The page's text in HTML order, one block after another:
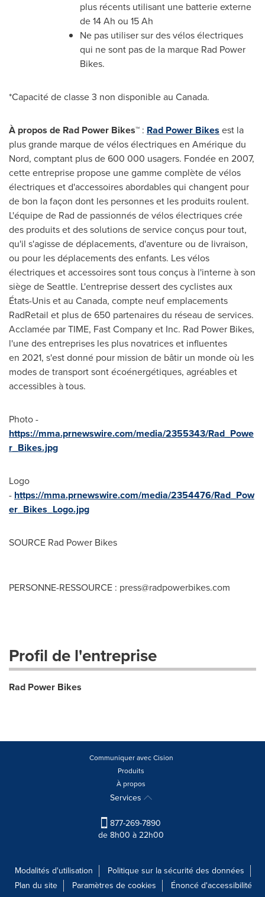
plus récents utilisant une batterie externe
de 14 Ah ou 15 Ah
Ne pas utiliser sur des vélos électriques
qui ne sont pas de la marque Rad Power
Bikes.
*Capacité de classe 3 non disponible au Canada.
À propos de Rad Power Bikes™ : Rad Power Bikes est la
plus grande marque de vélos électriques en Amérique du
Nord, comptant plus de 600 000 usagers. Fondée en 2007,
cette entreprise propose une gamme complète de vélos
électriques et d'accessoires abordables qui changent pour
de bon la façon dont les personnes et les produits roulent.
L'équipe de Rad de passionnés de vélos électriques crée
des produits et des solutions de service conçus pour tout,
qu'il s'agisse de déplacements, d'aventure ou de livraison,
ou pour les déplacements des enfants. Les vélos
électriques et accessoires sont tous conçus à l'interne à son
siège deSeattle. L'entreprise dessert des cyclistes aux
États-Unis et au Canada, compte neuf emplacements
RadRetail et plus de 650 partenaires du réseau de services.
Acclamée par TIME, Fast Company et Inc. Rad Power Bikes,
l'une des entreprises les plus novatrices et influentes
en 2021, s'est donné pour mission de bâtir un monde où les
modes de transport sont écoénergétiques, agréables et
accessibles à tous.
Photo -
https://mma.prnewswire.com/media/2355343/Rad_Powe
r_Bikes.jpg
Logo
- https://mma.prnewswire.com/media/2354476/Rad_Pow
er_Bikes_Logo.jpg
SOURCE Rad Power Bikes
PERSONNE-RESSOURCE : press@radpowerbikes.com
Profil de l'entreprise
Rad Power Bikes
Communiquer avec Cision
Produits
À propos
Services
877-269-7890
de 8h00 à 22h00
Modalités d'utilisation
Politique sur la sécurité des données
Plan du site
Paramètres de cookies Énoncé d'accessibilité